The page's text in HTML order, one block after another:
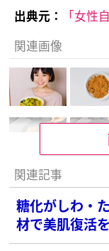
出典元：
「女性
関連画像
関連記事
糖化がしわ・
材で美肌復活を